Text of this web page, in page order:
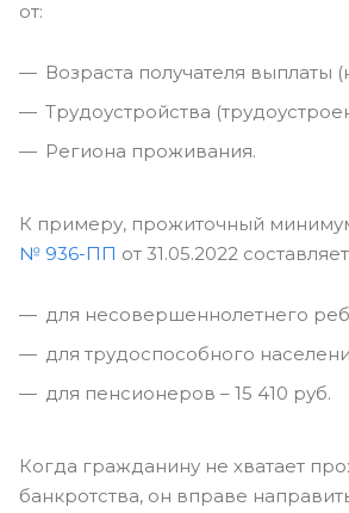
от:
Возраста получателя
Трудоустройства
Региона проживания.
К примеру, прожиточный
№ 936-ПП от 31.05.2022
для несовершеннолетнего
для трудоспособного
для пенсионеров – 15 410 руб.
Когда гражданину не хватает
банкротства, он вправе